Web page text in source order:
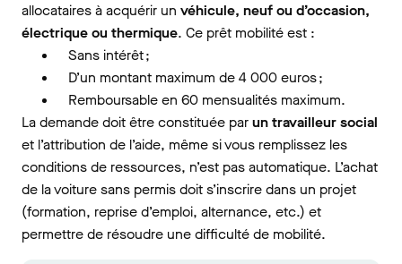
allocataires à acquérir un véhicule, neuf ou d’occasion,
électrique ou thermique. Ce prêt mobilité est :
Sans intérêt ;
D’un montant maximum de 4 000 euros ;
Remboursable en 60 mensualités maximum.
La demande doit être constituée parun travailleur social
et l’attribution de l’aide, même si vous remplissez les
conditions de ressources, n’est pas automatique. L’achat
de la voiture sans permis doit s’inscrire dans un projet
(formation, reprise d’emploi, alternance, etc.) et
permettre de résoudre une difficulté de mobilité.